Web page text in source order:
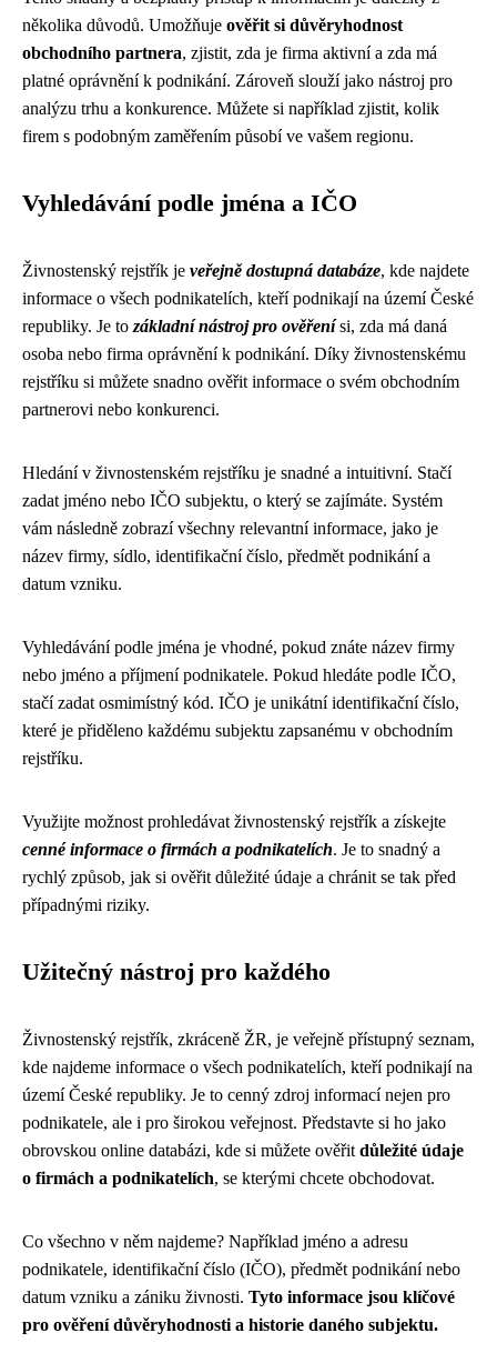
několika důvodů. Umožňuje ověřit si důvěryhodnost
obchodního partnera, zjistit, zda je firma aktivní a zda má
platné oprávnění k podnikání. Zároveň slouží jako nástroj pro
analýzu trhu a konkurence. Můžete si například zjistit, kolik
firem s podobným zaměřením působí ve vašem regionu.
Vyhledávání podle jména a IČO
Živnostenský rejstřík je veřejně dostupná databáze, kde najdete
informace o všech podnikatelích, kteří podnikají na území České
republiky. Je to základní nástroj pro ověřenísi, zda má daná
osoba nebo firma oprávnění k podnikání. Díky živnostenskému
rejstříku si můžete snadno ověřit informace o svém obchodním
partnerovi nebo konkurenci.
Hledání v živnostenském rejstříku je snadné a intuitivní. Stačí
zadat jméno nebo IČO subjektu, o který se zajímáte. Systém
vám následně zobrazí všechny relevantní informace, jako je
název firmy, sídlo, identifikační číslo, předmět podnikání a
datum vzniku.
Vyhledávání podle jména je vhodné, pokud znáte název firmy
nebo jméno a příjmení podnikatele. Pokud hledáte podle IČO,
stačí zadat osmimístný kód. IČO je unikátní identifikační číslo,
které je přiděleno každému subjektu zapsanému v obchodním
rejstříku.
Využijte možnost prohledávat živnostenský rejstřík a získejte
cenné informace o firmách a podnikatelích. Je to snadný a
rychlý způsob, jak si ověřit důležité údaje a chránit se tak před
případnými riziky.
Užitečný nástroj pro každého
Živnostenský rejstřík, zkráceně ŽR, je veřejně přístupný seznam,
kde najdeme informace o všech podnikatelích, kteří podnikají na
území České republiky. Je to cenný zdroj informací nejen pro
podnikatele, ale i pro širokou veřejnost. Představte si ho jako
obrovskou online databázi, kde si můžete ověřit důležité údaje
o firmách a podnikatelích, se kterými chcete obchodovat.
Co všechno v něm najdeme? Například jméno a adresu
podnikatele, identifikační číslo (IČO), předmět podnikání nebo
datum vzniku a zániku živnosti. Tyto informace jsou klíčové
pro ověření důvěryhodnosti a historie daného subjektu.